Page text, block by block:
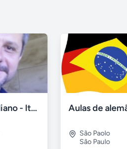
Curso de italiano - Italiano con Elio
São Paolo
São Paulo